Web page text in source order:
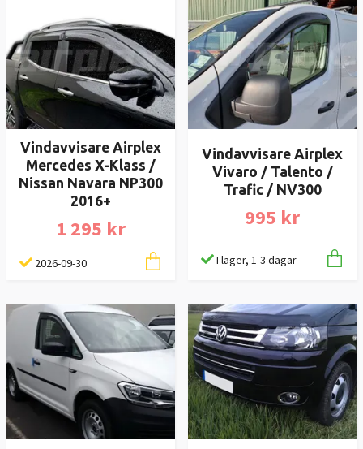
Vindavvisare Airplex
Mercedes X-Klass /
Nissan Navara NP300
2016+
1 295 kr
2026-09-30
Vindavvisare Airplex
Vivaro / Talento /
Trafic / NV300
995 kr
I lager, 1-3 dagar